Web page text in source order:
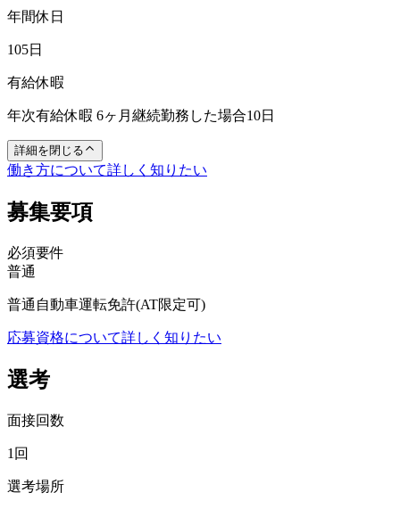
年間休日
105日
有給休暇
年次有給休暇 6ヶ月継続勤務した場合10日
詳細を閉じる
働き方について詳しく知りたい
募集要項
必須要件
普通
普通自動車運転免許(AT限定可)
応募資格について詳しく知りたい
選考
面接回数
1回
選考場所